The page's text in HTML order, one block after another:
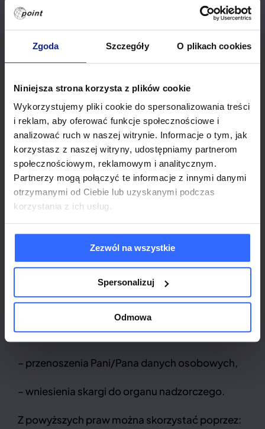
Zgoda Szczegóły O plikach cookies
Niniejsza strona korzysta z plików cookie
Wykorzystujemy pliki cookie do spersonalizowania treści
i reklam, aby oferować funkcje społecznościowe i
analizować ruch w naszej witrynie. Informacje o tym, jak
korzystasz z naszej witryny, udostępniamy partnerom
społecznościowym, reklamowym i analitycznym.
Partnerzy mogą połączyć te informacje z innymi danymi
otrzymanymi od Ciebie lub uzyskanymi podczas
korzystania z ich usług.
Zezwól na wszystkie
Spersonalizuj
Odmowa
udostępniane przez źródła publicznie – tj.
dostępne na stronach www oraz rejestry
urzędowe (KRS, CEIDG, REGON itp.)
danych osobowych przysługuje Pani/Panu
prawo do:
– żądania od Administratora dostępu do
Pani/Pana danych osobowych,
– żądania od Administratora sprostowania
Pani/Pana danych osobowych,
– żądania od Administratora usunięcia
Pani/Pana danych osobowych,
– żądania od Administratora ograniczenia
przetwarzania Pani/Pana danych osobowych,
– wniesienia sprzeciwu wobec przetwarzania
Pani/pana danych osobowych,
– przenoszenia Pani/Pana danych osobowych,
– wniesienia skargi do organu nadzorczego.
Z powyższych praw można skorzystać poprzez: